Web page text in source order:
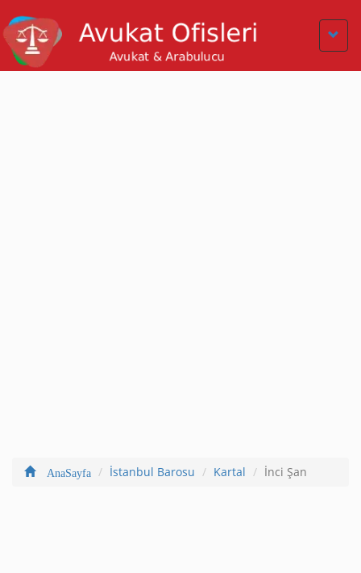
AnaSayfa İstanbul Barosu Kartal İnci Şan